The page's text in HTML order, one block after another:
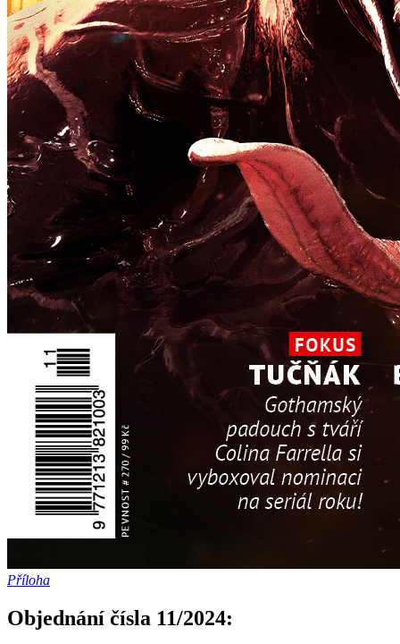
Příloha
Objednání čísla 11/2024: